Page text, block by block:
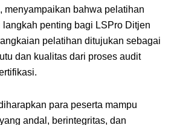
menyampaikan bahwa pelatihan
penting bagi LSPro Ditjen
pelatihan ditujukan sebagai
dan kualitas dari proses audit
para peserta mampu
andal, berintegritas, dan